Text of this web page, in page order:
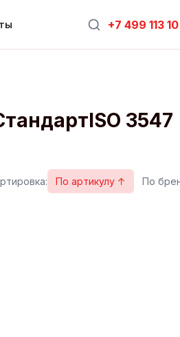
+7 499 113
3547
По артикулу ↑ По